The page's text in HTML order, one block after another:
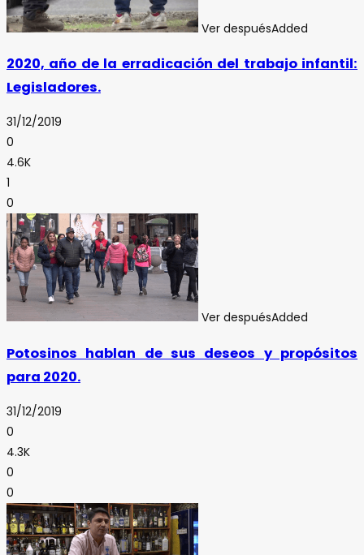
Ver despuésAdded
2020, año de la erradicación del trabajo infantil:
Legisladores.
31/12/2019
0
4.6K
1
0
Ver despuésAdded
Potosinos hablan de sus deseos y propósitos
para 2020.
31/12/2019
0
4.3K
0
0